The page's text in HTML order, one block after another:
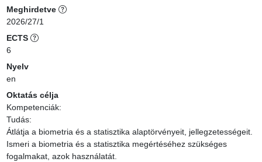
Meghirdetve
2026/27/1
ECTS
6
Nyelv
en
Oktatás célja
Kompetenciák:
Tudás:
Átlátja a biometria és a statisztika alaptörvényeit, jellegzetességeit.
Ismeri a biometria és a statisztika megértéséhez szükséges
fogalmakat, azok használatát.